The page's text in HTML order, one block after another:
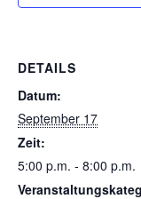
DETAILS
Datum:
September 17
Zeit:
5:00 p.m. - 8:00 p.m.